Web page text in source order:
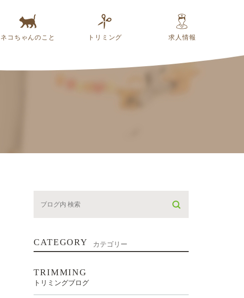
ネコちゃんのこと トリミング 求人情報
CATEGORY カテゴリー
TRIMMING
トリミングブログ